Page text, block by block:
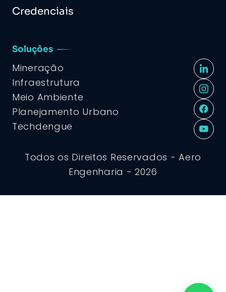
Credenciais
Soluções
Mineração
Infraestrutura
Meio Ambiente
Planejamento Urbano
Techdengue
Todos os Direitos Reservados - Aero
Engenharia - 2026